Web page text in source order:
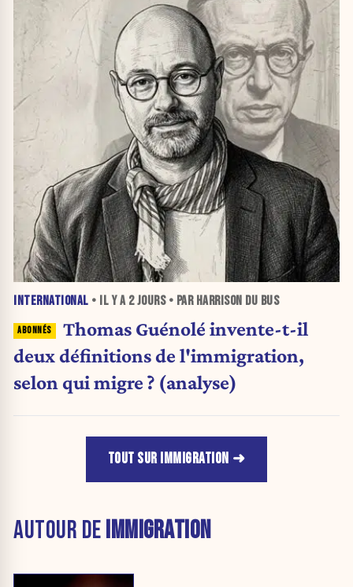
INTERNATIONAL • IL Y A 2 JOURS• PAR HARRISON DU BUS
Thomas Guénolé invente-t-il
deux définitions de l'immigration,
selon qui migre ? (analyse)
TOUT SUR IMMIGRATION
AUTOUR DEIMMIGRATION